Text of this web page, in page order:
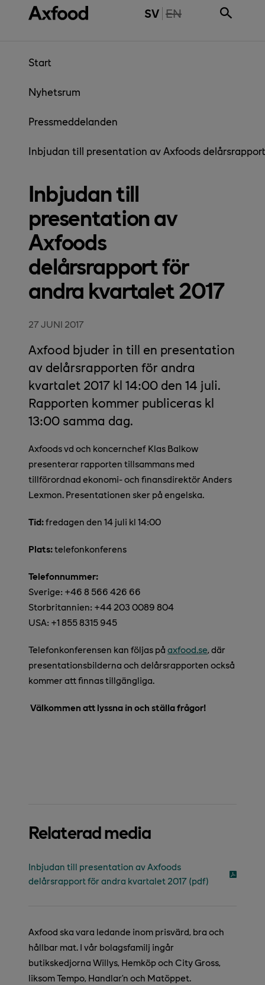
Gå direkt till innehåll SV THE PAGE IS NOT
EN
Start
Nyhetsrum
Pressmeddelanden
Inbjudan till presentation av Axfoods
Inbjudan till
presentation av
Axfoods
delårsrapport för
andra kvartalet 2017
27 JUNI 2017
Axfood bjuder in till en presentation
av delårsrapporten för andra
kvartalet 2017 kl 14:00 den 14 juli.
Rapporten kommer publiceras kl
13:00 samma dag.
Axfoods vd och koncernchef Klas Balkow
presenterar rapporten tillsammans med
tillförordnad ekonomi- och finansdirektör Anders
Lexmon. Presentationen sker på engelska.
Tid:fredagen den 14 juli kl 14:00
Plats:telefonkonferens
Telefonnummer:
Sverige: +46 8 566 426 66
Storbritannien: +44 203 0089 804
USA: +1 855 8315 945
Telefonkonferensen kan följas på axfood.se, där
presentationsbilderna och delårsrapporten också
kommer att finnas tillgängliga.
Välkommen att lyssna in och ställa frågor!
Relaterad media
Inbjudan till presentation av Axfoods
delårsrapport för andra kvartalet 2017 (pdf)
Axfood ska vara ledande inom prisvärd, bra och
hållbar mat. I vår bolagsfamilj ingår
butikskedjorna Willys, Hemköp och City Gross,
liksom Tempo, Handlar’n och Matöppet.